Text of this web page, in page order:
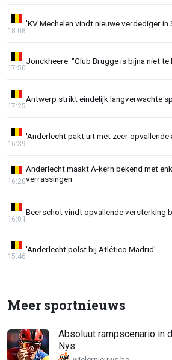
'KV Mechelen vindt nieuwe verdediger in
18:08
Jonckheere: "Club Brugge is bijna niet te
17:50
Antwerp strikt eindelijk langverwachte
17:25
'Anderlecht pakt uit met zeer opvallende
16:39
Anderlecht maakt A-kern bekend met
verrassingen
16:20
Beerschot vindt opvallende versterking
16:01
'Anderlecht polst bij Atlético Madrid'
15:46
Meer sportnieuws
Absoluut rampscenario in
Nys